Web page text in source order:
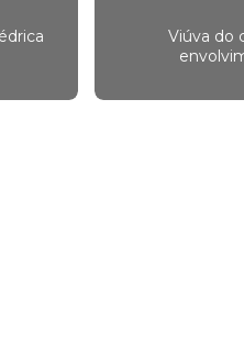
Viúva do